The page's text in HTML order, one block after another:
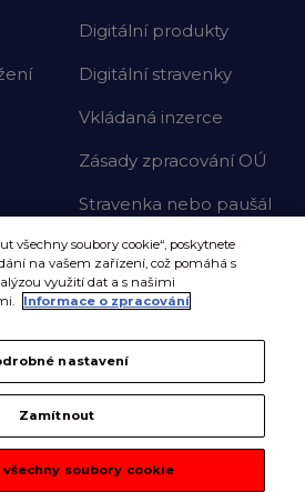
Digitální produkty
Digitální stravenky
Vkládaná inzerce
Zásady zpracování OÚ
Stravenka nebo paušál
všechny soubory cookie“, poskytnete
na vašem zařízení, což pomáhá s
využití dat a s našimi
Informace o zpracování
nastavení
Zamítnout
soubory cookie